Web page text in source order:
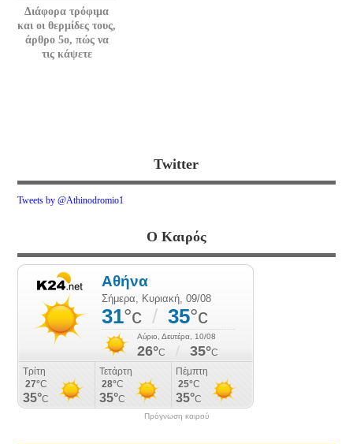
Διάφορα τρόφιμα
και οι θερμίδες τους,
άρθρο 5ο, πώς να
τις κάψετε
Twitter
Tweets by @Athinodromio1
Ο Καιρός
Πρόγνωση καιρού